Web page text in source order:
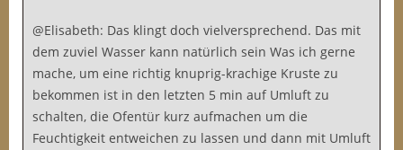
@Elisabeth: Das klingt doch vielversprechend. Das mit
dem zuviel Wasser kann natürlich sein Was ich gerne
mache, um eine richtig knuprig-krachige Kruste zu
bekommen ist in den letzten 5 min auf Umluft zu
schalten, die Ofentür kurz aufmachen um die
Feuchtigkeit entweichen zu lassen und dann mit Umluft